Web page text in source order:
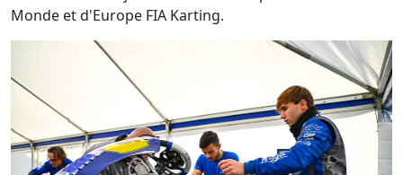
Monde et d'Europe FIA Karting.